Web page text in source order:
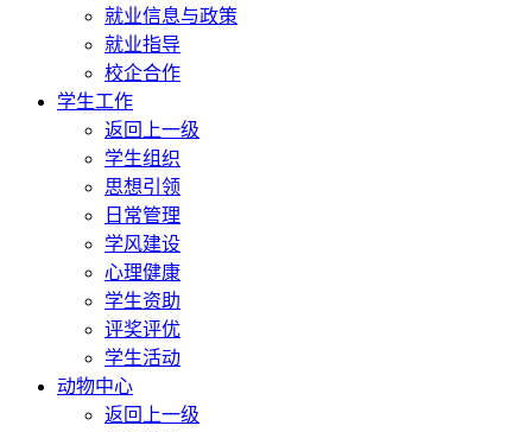
就业信息与政策
就业指导
校企合作
学生工作
返回上一级
学生组织
思想引领
日常管理
学风建设
心理健康
学生资助
评奖评优
学生活动
动物中心
返回上一级